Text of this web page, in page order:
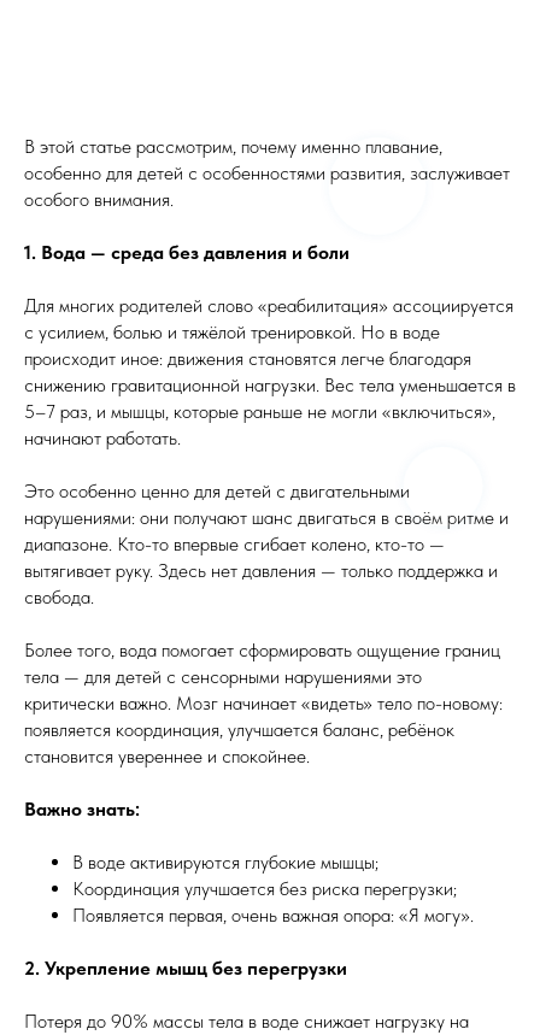
В этой статье рассмотрим, почему именно плавание,
особенно для детей с особенностями развития, заслуживает
особого внимания.
1. Вода — среда без давления и боли
Для многих родителей слово «реабилитация» ассоциируется
с усилием, болью и тяжёлой тренировкой. Но в воде
происходит иное: движения становятся легче благодаря
снижению гравитационной нагрузки. Вес тела уменьшается в
5–7 раз, и мышцы, которые раньше не могли «включиться»,
начинают работать.
Это особенно ценно для детей с двигательными
нарушениями: они получают шанс двигаться в своём ритме и
диапазоне. Кто-то впервые сгибает колено, кто-то —
вытягивает руку. Здесь нет давления — только поддержка и
свобода.
Более того, вода помогает сформировать ощущение границ
тела — для детей с сенсорными нарушениями это
критически важно. Мозг начинает «видеть» тело по-новому:
появляется координация, улучшается баланс, ребёнок
становится увереннее и спокойнее.
Важно знать:
В воде активируются глубокие мышцы;
Координация улучшается без риска перегрузки;
Появляется первая, очень важная опора: «Я могу».
2. Укрепление мышц без перегрузки
Потеря до 90% массы тела в воде снижает нагрузку на